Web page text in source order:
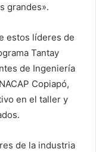
grandes».
estos líderes de
Tantay
de Ingeniería
Copiapó,
en el taller y
de la industria